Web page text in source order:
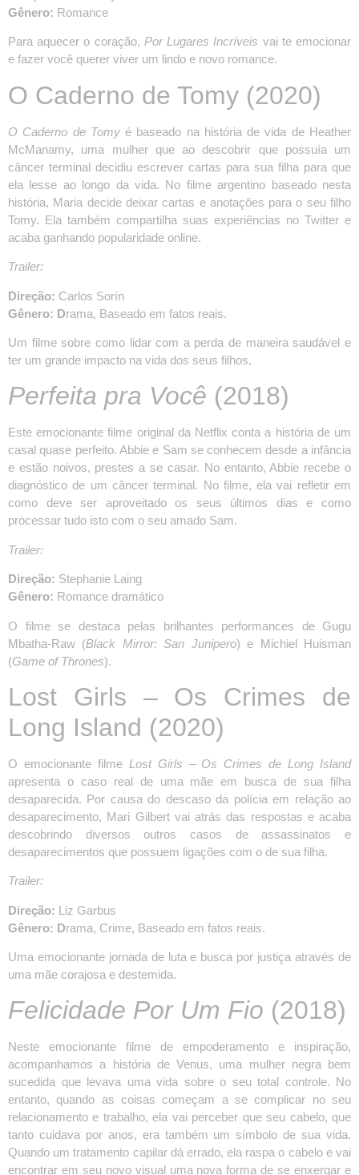
Gênero: Romance
Para aquecer o coração, Por Lugares Incríveis vai te emocionar
e fazer você querer viver um lindo e novo romance.
O Caderno de Tomy (2020)
O Caderno de Tomyé baseado na história de vida de Heather
McManamy, uma mulher que ao descobrir que possuía um
câncer terminal decidiu escrever cartas para sua filha para que
ela lesse ao longo da vida. No filme argentino baseado nesta
história, Maria decide deixar cartas e anotações para o seu filho
Tomy. Ela também compartilha suas experiências no Twitter e
acaba ganhando popularidade online.
Trailer:
Direção: Carlos Sorín
Gênero: Drama, Baseado em fatos reais.
Um filme sobre como lidar com a perda de maneira saudável e
ter um grande impacto na vida dos seus filhos.
Perfeita pra Você (2018)
Este emocionante filme original da Netflix conta a história de um
casal quase perfeito. Abbie e Sam se conhecem desde a infância
e estão noivos, prestes a se casar. No entanto, Abbie recebe o
diagnóstico de um câncer terminal. No filme, ela vai refletir em
como deve ser aproveitado os seus últimos dias e como
processar tudo isto com o seu amado Sam.
Trailer:
Direção: Stephanie Laing
Gênero: Romance dramático
O filme se destaca pelas brilhantes performances de Gugu
Mbatha-Raw (Black Mirror: San Junipero) e Michiel Huisman
(Game of Thrones).
Lost Girls – Os Crimes de
Long Island (2020)
O emocionante filmeLost Girls – Os Crimes de Long Island
apresenta o caso real de uma mãe em busca de sua filha
desaparecida. Por causa do descaso da polícia em relação ao
desaparecimento, Mari Gilbert vai atrás das respostas e acaba
descobrindo diversos outros casos de assassinatos e
desaparecimentos que possuem ligações com o de sua filha.
Trailer:
Direção: Liz Garbus
Gênero: Drama, Crime, Baseado em fatos reais.
Uma emocionante jornada de luta e busca por justiça através de
uma mãe corajosa e destemida.
Felicidade Por Um Fio (2018)
Neste emocionante filme de empoderamento e inspiração,
acompanhamos a história de Venus, uma mulher negra bem
sucedida que levava uma vida sobre o seu total controle. No
entanto, quando as coisas começam a se complicar no seu
relacionamento e trabalho, ela vai perceber que seu cabelo, que
tanto cuidava por anos, era também um símbolo de sua vida.
Quando um tratamento capilar dá errado, ela raspa o cabelo e vai
encontrar em seu novo visual uma nova forma de se enxergar e